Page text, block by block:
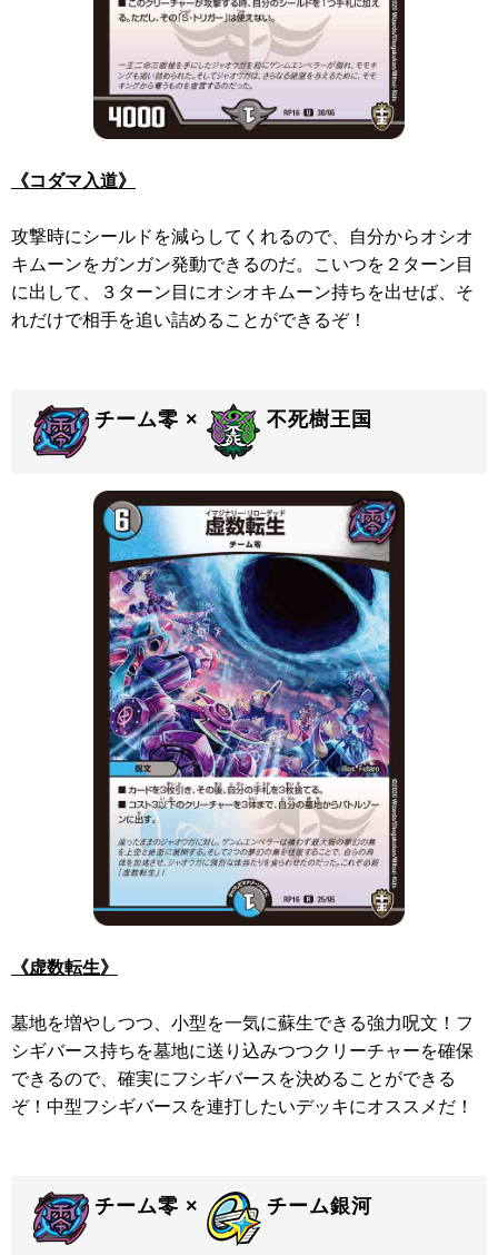
《コダマ入道》
攻撃時にシールドを減らしてくれるので、自分からオシオ
キムーンをガンガン発動できるのだ。こいつを２ターン目
に出して、３ターン目にオシオキムーン持ちを出せば、そ
れだけで相手を追い詰めることができるぞ！
チーム零 × 不死樹王国
《虚数転生》
墓地を増やしつつ、小型を一気に蘇生できる強力呪文！フ
シギバース持ちを墓地に送り込みつつクリーチャーを確保
できるので、確実にフシギバースを決めることができる
ぞ！中型フシギバースを連打したいデッキにオススメだ！
チーム零 × チーム銀河